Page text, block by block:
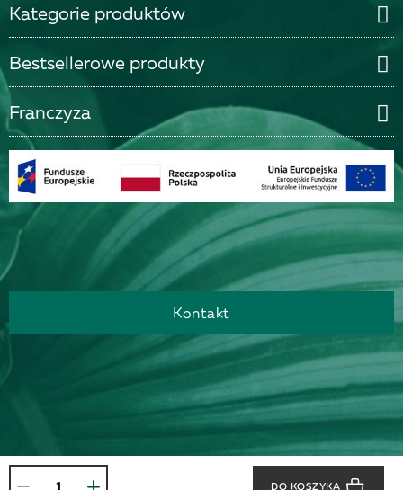
DO KOSZYKA
Kategorie produktów
Bestsellerowe produkty
Franczyza
Kontakt